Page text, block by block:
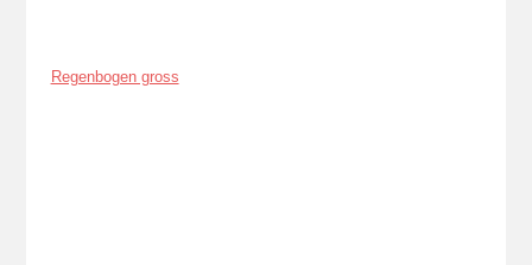
Regenbogen gross